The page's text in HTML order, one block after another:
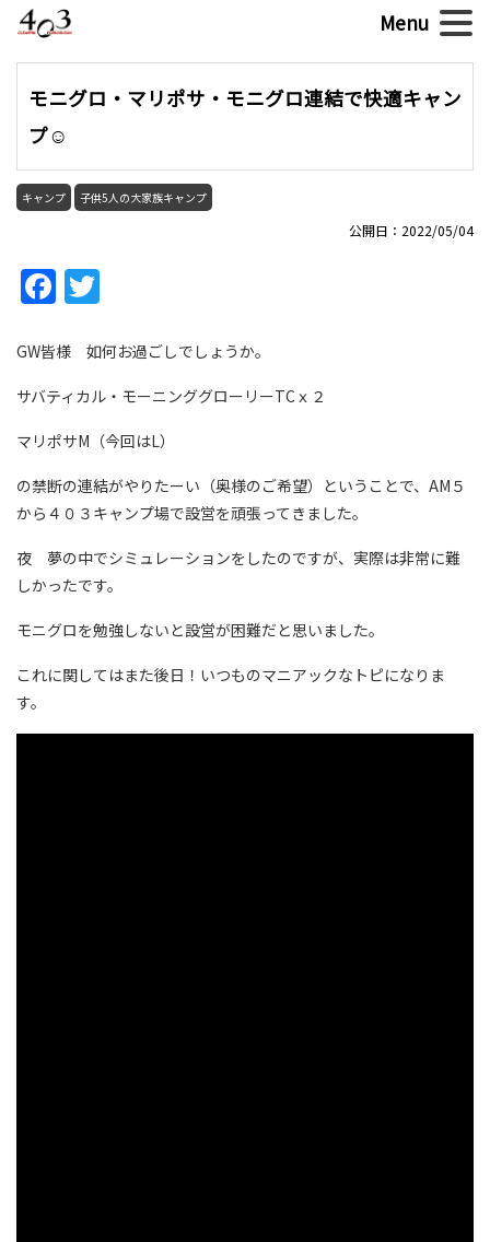
モニグロ・マリポサ・モニグロ連結で快適キャン
プ☺
キャンプ 子供5人の大家族キャンプ
公開日：2022/05/04
Facebook
GW皆様 如何お過ごしでしょうか。
サバティカル・モーニンググローリーTCｘ２
マリポサM（今回はL）
の禁断の連結がやりたーい（奥様のご希望）ということで、AM５
から４０３キャンプ場で設営を頑張ってきました。
夜 夢の中でシミュレーションをしたのですが、実際は非常に難
しかったです。
モニグロを勉強しないと設営が困難だと思いました。
これに関してはまた後日！いつものマニアックなトピになりま
す。